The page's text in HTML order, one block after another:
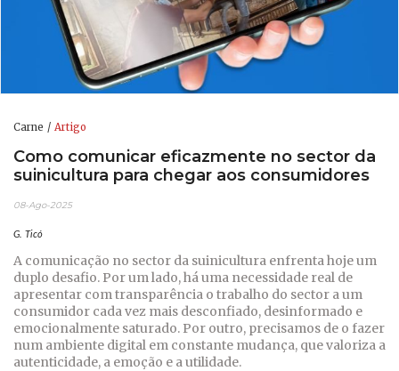
Carne Artigo
Como comunicar eficazmente no sector da
suinicultura para chegar aos consumidores
08-Ago-2025
G. Ticó
A comunicação no sector da suinicultura enfrenta hoje um
duplo desafio. Por um lado, há uma necessidade real de
apresentar com transparência o trabalho do sector a um
consumidor cada vez mais desconfiado, desinformado e
emocionalmente saturado. Por outro, precisamos de o fazer
num ambiente digital em constante mudança, que valoriza a
autenticidade, a emoção e a utilidade.